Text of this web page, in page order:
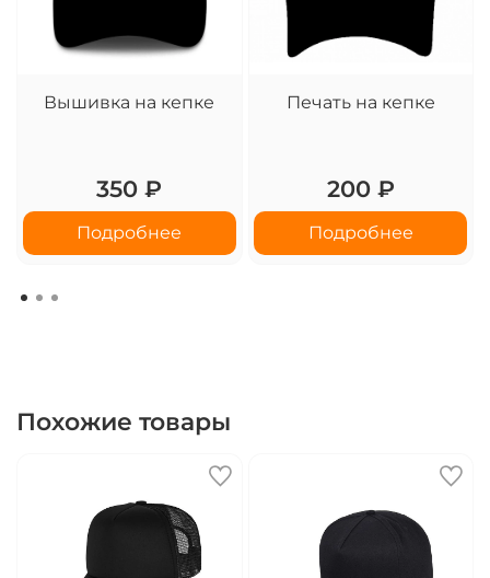
Вышивка на кепке
350 ₽
Подробнее
Печать на кепке
200 ₽
Подробнее
Похожие товары